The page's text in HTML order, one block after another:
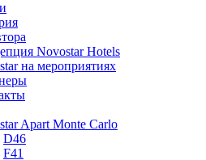
Novostar Hotels
на мероприятиях
Apart Monte Carlo
D46
F41